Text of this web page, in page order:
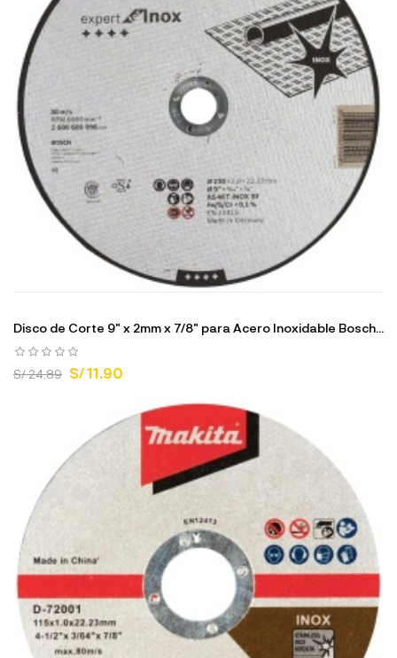
Disco de Corte 9" x 2mm x 7/8" para Acero Inoxidable Bosch...
S/ 24.89 S/ 11.90